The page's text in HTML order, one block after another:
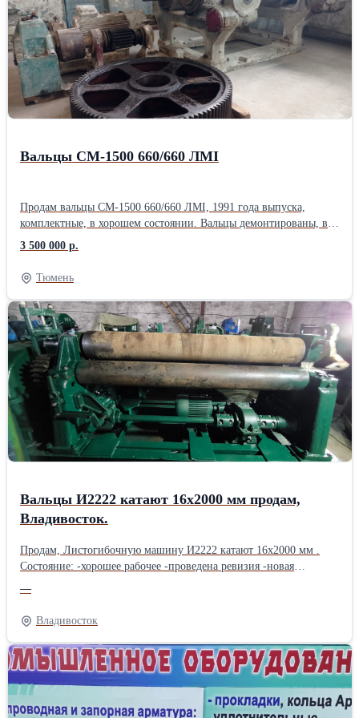
по индивидуальным заказам. Для оформления заказа на
нестандартное оборудование от заказчика требуется чертеж
деталей которые вы планируете изготавливать на заказываемом
оборудовании. Цена нестандартного оборудования обсуждается
индивидуально. Доставка в регионы осуществляется
транспортными компаниями. Отправка любой транспортной
компанией на Ваш выбор. (например Деловые
Линии, Грузовозов, Желдорэкспедиция, ПЭК и
см Ширина: 100 см Высота: 140 см Вес: 280 кг Способ упаковки:
Упаковочная плёнка
Вальцы СМ-1500 660/660 ЛМI
Продам вальцы СМ-1500 660/660 ЛМI, 1991 года выпуска,
комплектные, в хорошем состоянии. Вальцы демонтированы, в
разобранном виде, готовы к погрузке. Цена: Договорная.
Описание Вальцы СМ-1500 660/660 ЛМI Число валков 2 шт.
Диаметр рабочей части валка 660 мм. Длина рабочей части валка
1500 мм. Фрикция 1:1,14. Окружная скорость валков: переднего
30,4 м/мин; заднего 34,6 м/мин. Производительность вальцов
~80 л/мин. Мощность электродвигателя привода 132 кВт. Число
оборотов электродвигателя привода 985 об/мин. Рабочий зазор
между валками 0,5 — 10 мм . Охлаждение валков: температура
воды 10 — 18 °С; давление 1 — 3 атм; максимальный расход
охлаждающей воды 8 — 12 м3/час.
3 500 000 р.
Тюмень
Вальцы И2222 катают 16х2000 мм продам,
Владивосток.
Продам, Листогибочную машину И2222 катают 16х2000 мм .
Состояние: -хорошее рабочее -проведена ревизия -новая
листового металла (до 250 Мпа) в цилиндрические и конические
обечайки. Основные характеристики: - толщина листа до 16 мм -
ширина листа до 2000 мм - диаметр верхнего валка 280 мм -
диаметр боковых валков 240 мм - скорость гибки 6 м/мин -
мощность двигателей 17 кВт(привод)+5,5 кВт (подъём валка) -
габариты 4000х1800х1470 мм - масса 7000 кг Особенности: -
возможна гибка конических обечаек (угол до 200) - кнопочное
управление с пульта - индивидуальная смазка И много других
—
Владивосток